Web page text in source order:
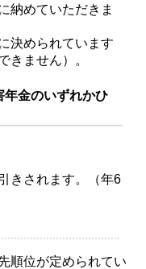
納めていただきま
決められています
きません）。
金のいずれかひ
きされます。（年6
順位が定められてい